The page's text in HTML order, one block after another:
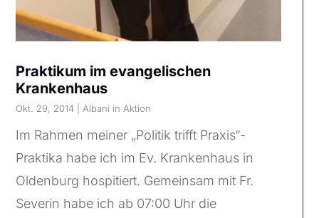
Praktikum im evangelischen
Krankenhaus
Okt. 29, 2014 |Albani in Aktion
Im Rahmen meiner „Politik trifft Praxis“-
Praktika habe ich im Ev. Krankenhaus in
Oldenburg hospitiert. Gemeinsam mit Fr.
Severin habe ich ab 07:00 Uhr die